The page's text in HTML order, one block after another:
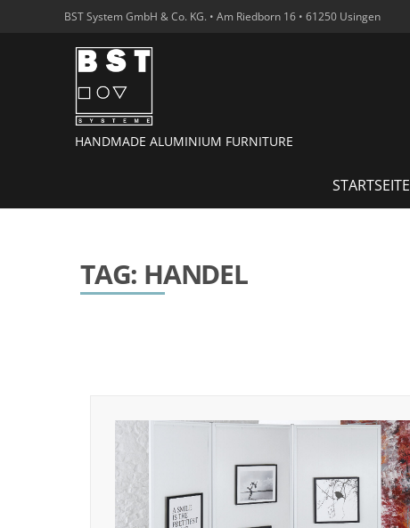
BST System GmbH & Co. KG. • Am Riedborn 16 • 61250 Usingen
HANDMADE ALUMINIUM FURNITURE
STARTSEITE
TAG: HANDEL